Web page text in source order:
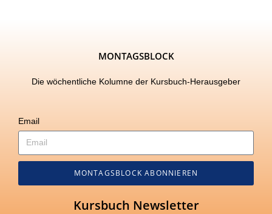
MONTAGSBLOCK
Die wöchentliche Kolumne der Kursbuch-Herausgeber
Email
MONTAGSBLOCK ABONNIEREN
Kursbuch Newsletter